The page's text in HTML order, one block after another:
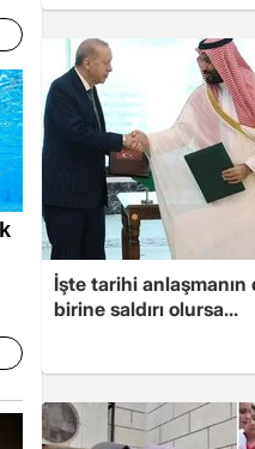
İşte tarihi anlaşmanın
birine saldırı olursa...